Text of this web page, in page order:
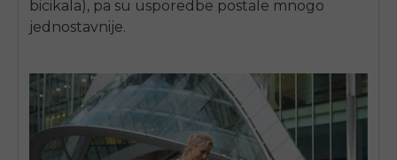
bicikala), pa su usporedbe postale mnogo
jednostavnije.